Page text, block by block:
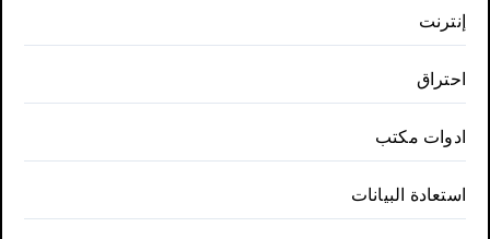
إنترنت
احتراق
ادوات مكتب
استعادة البيانات